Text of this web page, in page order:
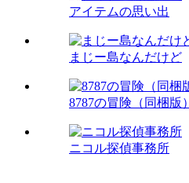
アイテムの思い出
まじー島なんだけど
8787の冒険（同梱版）
ニコル探偵事務所